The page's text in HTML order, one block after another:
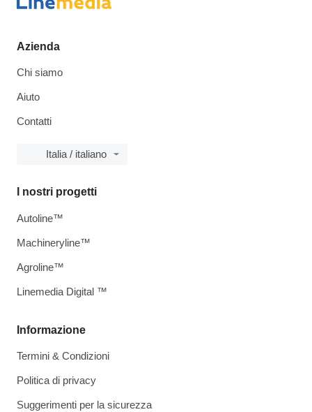
Azienda
Chi siamo
Aiuto
Contatti
Italia / italiano
Informazione
Termini & Condizioni
Politica di privacy
Suggerimenti per la sicurezza
I nostri progetti
Autoline™
Machineryline™
Agroline™
Linemedia Digital ™